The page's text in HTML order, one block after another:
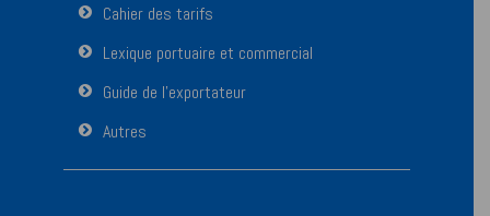
Cahier des tarifs
Lexique portuaire et commercial
Guide de l’exportateur
Autres